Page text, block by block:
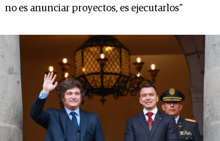
no es anunciar proyectos, es ejecutarlos"